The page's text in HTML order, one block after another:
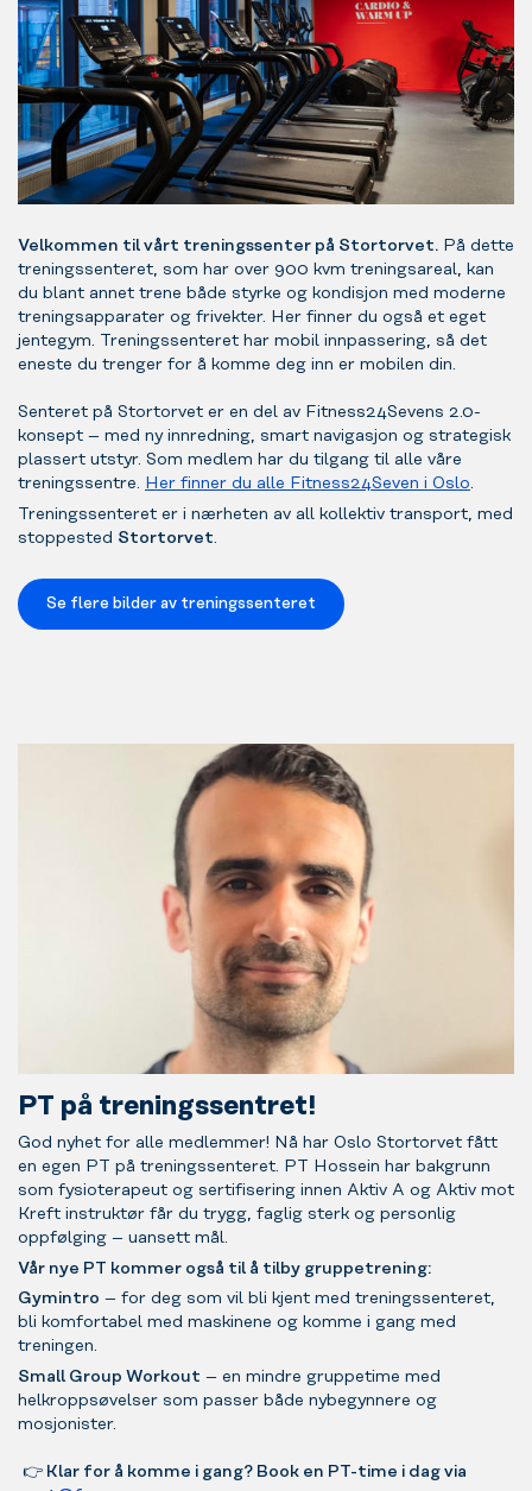
Velkommen til vårt treningssenter på Stortorvet. På dette
treningssenteret, som har over 900 kvm treningsareal, kan
du blant annet trene både styrke og kondisjon med moderne
treningsapparater og frivekter. Her finner du også et eget
jentegym. Treningssenteret har mobil innpassering, så det
eneste du trenger for å komme deg inn er mobilen din.
Senteret på Stortorvet er en del av Fitness24Sevens 2.0-
konsept – med ny innredning, smart navigasjon og strategisk
plassert utstyr. Som medlem har du tilgang til alle våre
treningssentre. Her finner du alle Fitness24Seven i Oslo.
Treningssenteret er i nærheten av all kollektiv transport, med
stoppested Stortorvet.
Se flere bilder av treningssenteret
PT på treningssentret!
God nyhet for alle medlemmer! Nå har Oslo Stortorvet fått
en egen PT på treningssenteret. PT Hossein har bakgrunn
som fysioterapeut og sertifisering innen Aktiv A og Aktiv mot
Kreft instruktør får du trygg, faglig sterk og personlig
oppfølging – uansett mål.
Vår nye PT kommer også til å tilby gruppetrening:
Gymintro – for deg som vil bli kjent med treningssenteret,
bli komfortabel med maskinene og komme i gang med
treningen.
Small Group Workout – en mindre gruppetime med
helkroppsøvelser som passer både nybegynnere og
mosjonister.
👉 Klar for å komme i gang? Book en PT-time i dag via